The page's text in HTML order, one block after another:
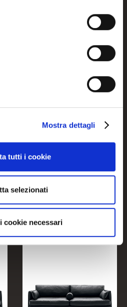
Mostra dettagli
tutti i cookie
selezionati
cookie necessari